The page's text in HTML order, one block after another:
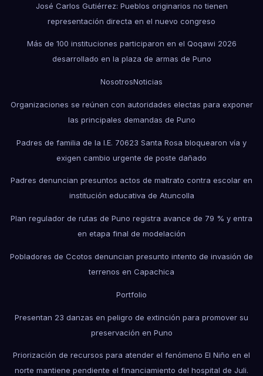
José Carlos Gutiérrez: Pueblos originarios no tienen
representación directa en el nuevo congreso
Más de 100 instituciones participaron en el Qoqawi 2026
desarrollado en la plaza de armas de Puno
NosotrosNoticias
Organizaciones se reúnen con autoridades electas para exponer
las principales demandas de Puno
Padres de familia de la I.E. 70623 Santa Rosa bloquearon vía y
exigen cambio urgente de poste dañado
Padres denuncian presuntos actos de maltrato contra escolar en
institución educativa de Atuncolla
Plan regulador de rutas de Puno registra avance de 79 % y entra
en etapa final de modelación
Pobladores de Ccotos denuncian presunto intento de invasión de
terrenos en Capachica
Portfolio
Presentan 23 danzas en peligro de extinción para promover su
preservación en Puno
Priorización de recursos para atender el fenómeno El Niño en el
norte mantiene pendiente el financiamiento del hospital de Juli.